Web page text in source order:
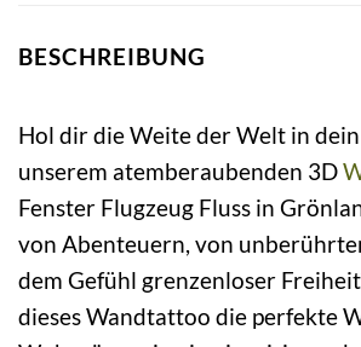
BESCHREIBUNG
Hol dir die Weite der Welt in
unserem atemberaubenden 3D
Fenster Flugzeug Fluss in
von Abenteuern, von
dem Gefühl grenzenloser
dieses Wandtattoo die perfekte